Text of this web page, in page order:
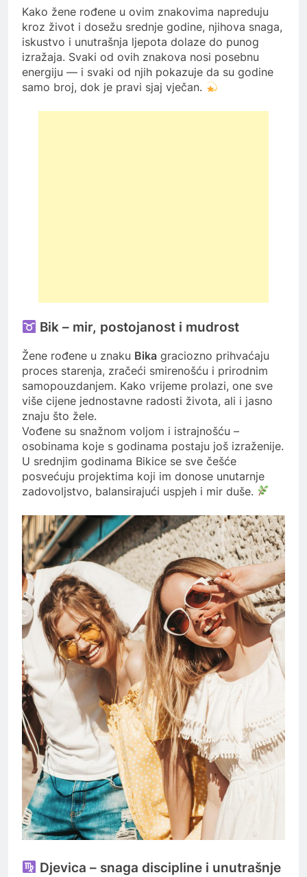
Kako žene rođene u ovim znakovima napreduju
kroz život i dosežu srednje godine, njihova snaga,
iskustvo i unutrašnja ljepota dolaze do punog
izražaja. Svaki od ovih znakova nosi posebnu
energiju — i svaki od njih pokazuje da su godine
samo broj, dok je pravi sjaj vječan.
Bik – mir, postojanost i mudrost
Žene rođene u znaku Bika graciozno prihvaćaju
proces starenja, zračeći smirenošću i prirodnim
samopouzdanjem. Kako vrijeme prolazi, one sve
više cijene jednostavne radosti života, ali i jasno
znaju što žele.
Vođene su snažnom voljom i istrajnošću –
osobinama koje s godinama postaju još izraženije.
U srednjim godinama Bikice se sve češće
posvećuju projektima koji im donose unutarnje
zadovoljstvo, balansirajući uspjeh i mir duše.
Djevica – snaga discipline i unutrašnje